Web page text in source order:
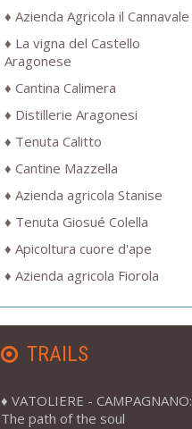
Azienda Agricola il Cannavale
La vigna del Castello
Aragonese
Cantina Calimera
Distillerie Aragonesi
Tenuta Calitto
Cantine Mazzella
Azienda agricola Stanise
Tenuta Giosué Colella
Apicoltura cuore d'ape
Azienda agricola Fiorola
TRAILS
VATOLIERE - CAMPAGNANO:
The path of the soul